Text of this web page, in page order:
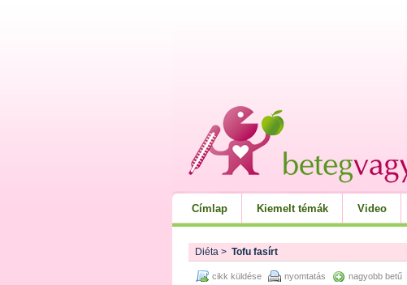
Címlap Kiemelt témák Video
Diéta > Tofu fasírt
cikk küldése nyomtatás nagyobb betű